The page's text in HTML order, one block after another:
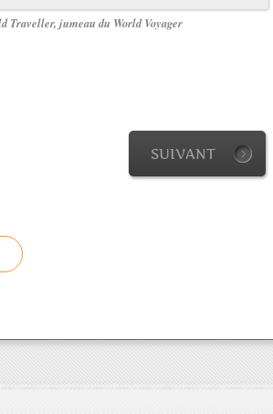
Traveller, jumeau du World Voyager
SUIVANT